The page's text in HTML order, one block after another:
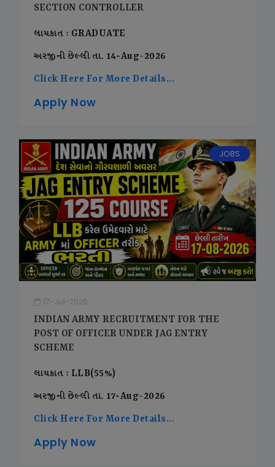
SECTION CONTROLLER
લાયકાત : GRADUATE
અરજીની છેલ્લી તા. 14-Aug-2026
Click Here For More Details...
Apply Now
JOBS
17-Jul-2026
INDIAN ARMY RECRUITMENT FOR THE
POST OF OFFICER UNDER JAG ENTRY
SCHEME
લાયકાત : LLB(55%)
અરજીની છેલ્લી તા. 17-Aug-2026
Click Here For More Details...
Apply Now